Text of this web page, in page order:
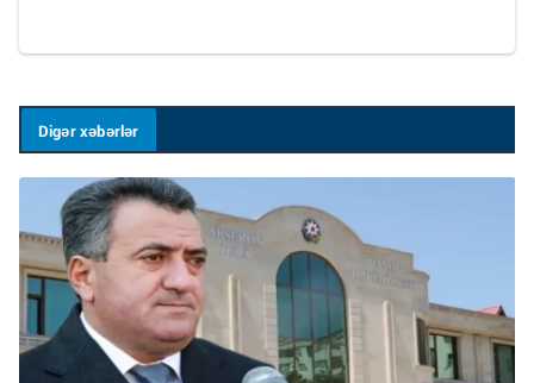
Digər xəbərlər